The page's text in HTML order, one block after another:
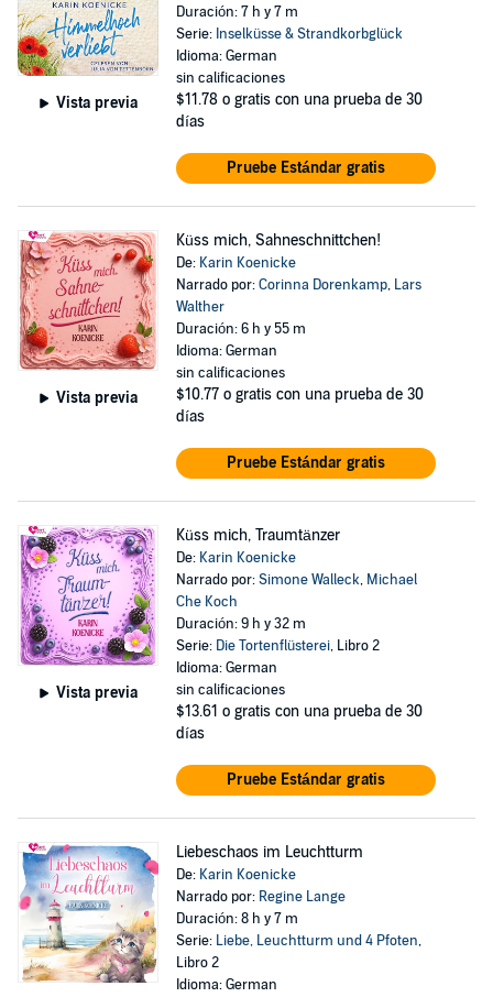
Vista previa
Duración: 7 h y 7 m
Serie: Inselküsse & Strandkorbglück
Idioma: German
sin calificaciones
$11.78 o gratis con una prueba de 30
días
Pruebe Estándar gratis
Vista previa
Küss mich, Sahneschnittchen!
De: Karin Koenicke
Narrado por:Corinna Dorenkamp, Lars
Walther
Duración: 6 h y 55 m
Idioma: German
sin calificaciones
$10.77 o gratis con una prueba de 30
días
Pruebe Estándar gratis
Vista previa
Küss mich, Traumtänzer
De: Karin Koenicke
Narrado por:Simone Walleck, Michael
Che Koch
Duración: 9 h y 32 m
Serie: Die Tortenflüsterei, Libro 2
Idioma: German
sin calificaciones
$13.61 o gratis con una prueba de 30
días
Pruebe Estándar gratis
Liebeschaos im Leuchtturm
De: Karin Koenicke
Narrado por: Regine Lange
Duración: 8 h y 7 m
Serie: Liebe, Leuchtturm und 4 Pfoten,
Libro 2
Idioma: German